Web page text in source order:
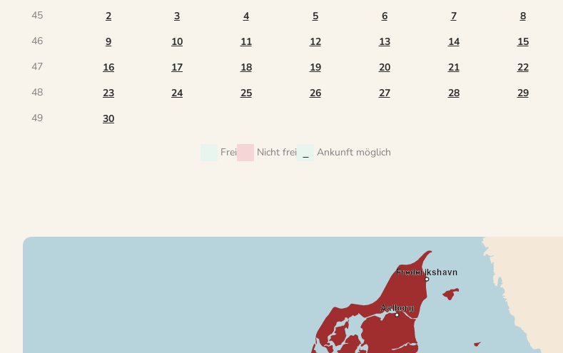
45
2 3 4 5 6 7
8
46
9 10 11 12 13 14
15
47
16 17 18 19 20 21
22
48
23 24 25 26 27 28
29
49
30
Frei Nicht frei Ankunft möglich